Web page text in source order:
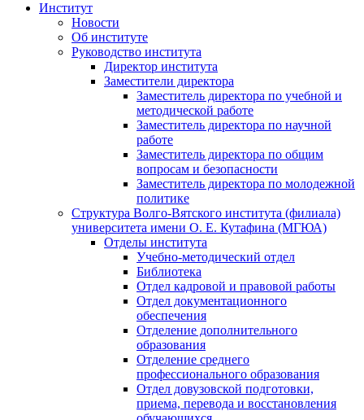
Институт
Новости
Об институте
Руководство института
Директор института
Заместители директора
Заместитель директора по учебной и
методической работе
Заместитель директора по научной
работе
Заместитель директора по общим
вопросам и безопасности
Заместитель директора по молодежной
политике
Структура Волго-Вятского института (филиала)
университета имени О. Е. Кутафина (МГЮА)
Отделы института
Учебно-методический отдел
Библиотека
Отдел кадровой и правовой работы
Отдел документационного
обеспечения
Отделение дополнительного
образования
Отделение среднего
профессионального образования
Отдел довузовской подготовки,
приема, перевода и восстановления